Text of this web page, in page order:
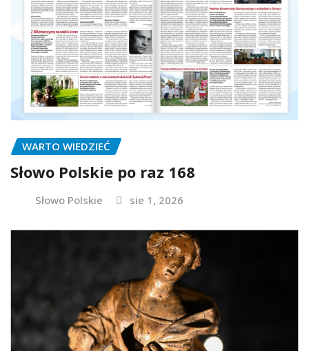
WARTO WIEDZIEĆ
Słowo Polskie po raz 168
Słowo Polskie sie 1, 2026